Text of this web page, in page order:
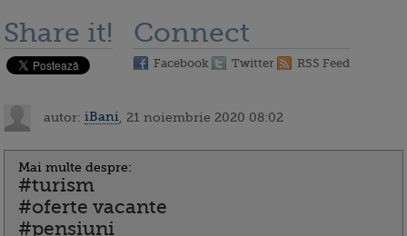
Share it! Connect
Facebook Twitter RSS Feed
autor: iBani , 21 noiembrie 2020 08:02
Mai multe despre:
#turism
#oferte vacante
#pensiuni